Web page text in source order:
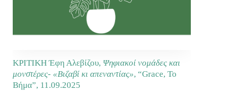
ΚΡΙΤΙΚΗ Έφη Αλεβίζου, Ψηφιακοί νομάδες και
μονστέρες- «Βιζαβί κι απεναντίας», “Grace, Το
Βήμα”, 11.09.2025